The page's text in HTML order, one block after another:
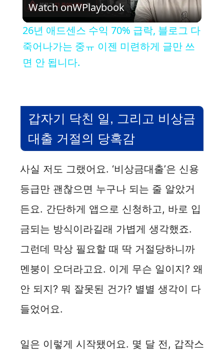
l
a
V
i
d
e
o
Watch onWPlaybook
26년 애드센스 수익 70% 급락, 블로그 다
죽어나가는 중ㅠ 이젠 미련하게 글만 쓰
면 안 됩니다.
갑자기 닥친 일, 그리고 비상금
대출 거절의 당혹감
사실 저도 그랬어요. ‘비상금대출’은 신용
등급만 괜찮으면 누구나 되는 줄 알았거
든요. 간단하게 앱으로 신청하고, 바로 입
금되는 방식이라길래 가볍게 생각했죠.
그런데 막상 필요할 때 딱 거절당하니까
멘붕이 오더라고요. 이게 무슨 일이지? 왜
안 되지? 뭐 잘못된 건가? 별별 생각이 다
들었어요.
일은 이렇게 시작됐어요. 몇 달 전, 갑작스